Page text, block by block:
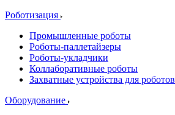
Роботизация
Промышленные роботы
Роботы-паллетайзеры
Роботы-укладчики
Коллаборативные роботы
Захватные устройства для роботов
Оборудование